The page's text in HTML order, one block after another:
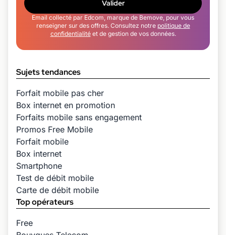
Valider
Email collecté par Edcom, marque de Bemove, pour vous
renseigner sur des offres. Consultez notre politique de
confidentialitéet de gestion de vos données.
Sujets tendances
Forfait mobile pas cher
Box internet en promotion
Forfaits mobile sans engagement
Promos Free Mobile
Forfait mobile
Box internet
Smartphone
Test de débit mobile
Carte de débit mobile
Top opérateurs
Free